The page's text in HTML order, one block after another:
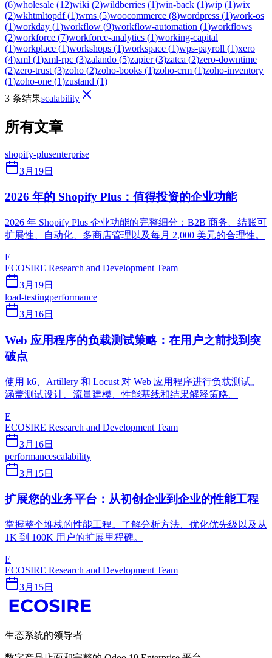
(6)wholesale (12)wiki (2)wildberries (1)win-back (1)wip (1)wix
(2)wkhtmltopdf(1)wms (5)woocommerce (8)wordpress (1)work-os
(1)workday (1)workflow (9)workflow-automation (1)workflows
(2)workforce (7)workforce-analytics (1)working-capital
(1)workplace (1)workshops (1)workspace (1)wps-payroll (1)xero
(4)xml (1)xml-rpc (3)zalando (5)zapier(3)zatca (2)zero-downtime
(2)zero-trust (3)zoho (2)zoho-books (1)zoho-crm (1)zoho-inventory
(1)zoho-one (1)zustand (1)
3 条结果scalability
所有文章
shopify-plusenterprise
3月19日
2026 年的 Shopify Plus：值得投资的企业功能
2026 年 Shopify Plus 企业功能的完整细分：B2B 商务、结账可
扩展性、自动化、多商店管理以及每月 2,000 美元的合理性。
E
ECOSIRE Research and Development Team
3月19日
load-testingperformance
3月16日
Web 应用程序的负载测试策略：在用户之前找到突
破点
使用 k6、Artillery 和 Locust 对 Web 应用程序进行负载测试。
涵盖测试设计、流量建模、性能基线和结果解释策略。
E
ECOSIRE Research and Development Team
3月16日
performancescalability
3月15日
扩展您的业务平台：从初创企业到企业的性能工程
掌握整个堆栈的性能工程。了解分析方法、优化优先​​级以及从
1K 到 100K 用户的扩展里程碑。
E
ECOSIRE Research and Development Team
3月15日
生态系统的领导者